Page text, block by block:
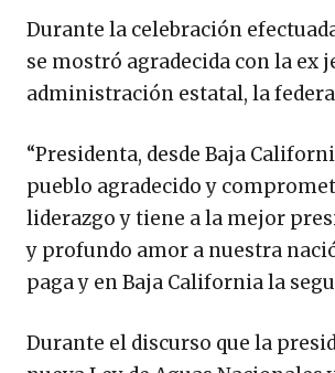
Durante la celebración
se mostró agradecida con la ex
administración estatal, la
“Presidenta, desde Baja
pueblo agradecido y
liderazgo y tiene a la mejor
y profundo amor a nuestra
paga y en Baja California la
Durante el discurso que la